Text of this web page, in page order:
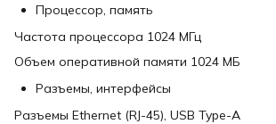
Процессор, память
Частота процессора 1024 МГц
Объем оперативной памяти 1024 МБ
Разъемы, интерфейсы
Разъемы Ethernet (RJ-45), USB Type-A